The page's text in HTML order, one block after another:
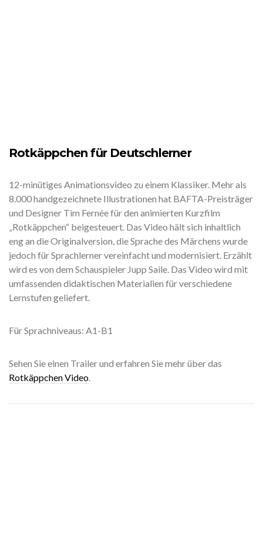
Rotkäppchen für Deutschlerner
12-minütiges Animationsvideo zu einem Klassiker. Mehr als
8.000 handgezeichnete Illustrationen hat BAFTA-Preisträger
und Designer Tim Fernée für den animierten Kurzfilm
„Rotkäppchen“ beigesteuert. Das Video hält sich inhaltlich
eng an die Originalversion, die Sprache des Märchens wurde
jedoch für Sprachlerner vereinfacht und modernisiert. Erzählt
wird es von dem Schauspieler Jupp Saile. Das Video wird mit
umfassenden didaktischen Materialien für verschiedene
Lernstufen geliefert.
Für Sprachniveaus: A1-B1
Sehen Sie einen Trailer und erfahren Sie mehr über das
Rotkäppchen Video.